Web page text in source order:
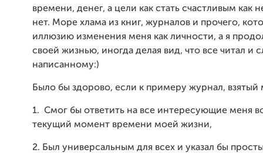
времени, денег, а цели как стать счастливым как
нет. Море хлама из книг, журналов и прочего,
иллюзию изменения меня как личности, а я
своей жизнью, иногда делая вид, что все читал и
написанному:)
Было бы здорово, если к примеру журнал, взятый
1. Смог бы ответить на все интересующие меня
текущий момент времени моей жизни,
2. Был универсальным для всех и указал бы